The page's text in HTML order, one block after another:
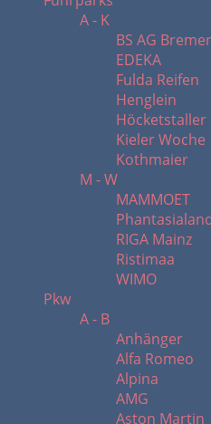
A - K
BS AG
EDEKA
Fulda Reifen
Henglein
Höcketstaller
Kieler Woche
Kothmaier
M - W
MAMMOET
RIGA Mainz
Ristimaa
WIMO
Pkw
A - B
Anhänger
Alfa Romeo
Alpina
AMG
Aston Martin